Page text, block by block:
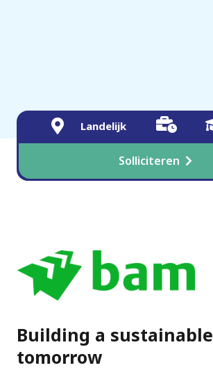
Landelijk
Solliciteren
Building a sustainable
tomorrow